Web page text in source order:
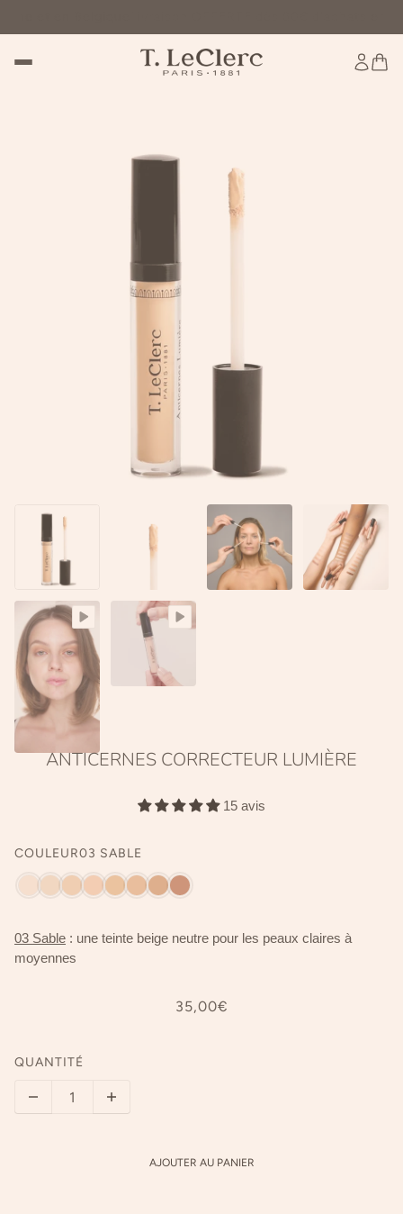
ANTICERNES CORRECTEUR LUMIÈRE
15 avis
COULEUR03 SABLE
03 Sable : une teinte beige neutre pour les peaux claires à
moyennes
35,00€
QUANTITÉ
AJOUTER AU PANIER